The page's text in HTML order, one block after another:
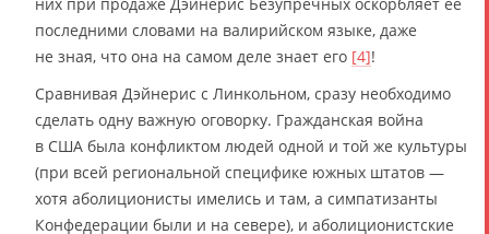
последними словами на валирийском языке, даже
не зная, что она на самом деле знает его [4]!
Сравнивая Дэйнерис с Линкольном, сразу необходимо
сделать одну важную оговорку. Гражданская война
в США была конфликтом людей одной и той же культуры
(при всей региональной специфике южных штатов —
хотя аболиционисты имелись и там, а симпатизанты
Конфедерации были и на севере), и аболиционистские